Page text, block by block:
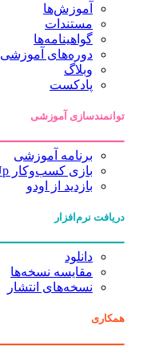
آموزش‌ها
مستندات
گواهینامه‌ها
دوره‌های آموزشی
وبلاگ
پادکست
توانمندسازی آموزشی
برنامه آموزشی
بازی کسب‌وکار Scale Up!
بازدید از اودو
دریافت نرم‌افزار
دانلود
مقایسه نسخه‌ها
نسخه‌های انتشار
همکاری